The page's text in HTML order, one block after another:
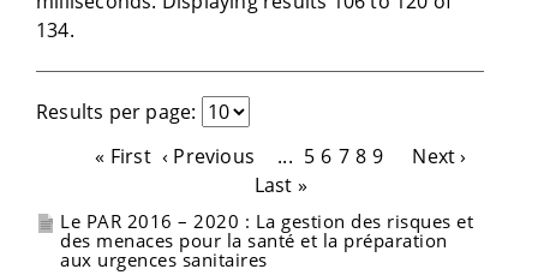
134.
Results per page:
« First ‹ Previous ... 5 6 7 8 9
Next ›
Last »
Le PAR 2016 – 2020 : La gestion des risques et
des menaces pour la santé et la préparation
aux urgences sanitaires